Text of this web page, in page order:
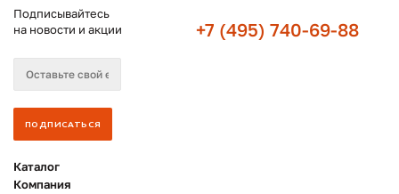
Подписывайтесь
на новости и акции
+7 (495) 740-69-88
Каталог
Компания